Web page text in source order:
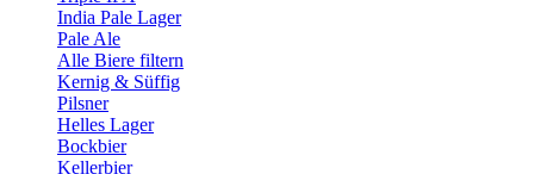
India Pale Lager
Pale Ale
Alle Biere filtern
Kernig & Süffig
Pilsner
Helles Lager
Bockbier
Kellerbier